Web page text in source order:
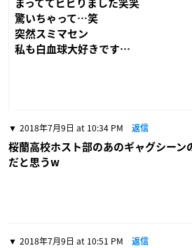
まっててビビりました笑笑
驚いちゃって…笑
突然スミマセン
私も白血球大好きです…
2018年7月9日 at 10:34 PM 返信
桜蘭高校ホスト部のあのギャグシーン
だと思うw
2018年7月9日 at 10:51 PM 返信